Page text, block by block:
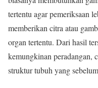
tertentu agar pemeriksaan
memberikan citra atau
organ tertentu. Dari hasil
kemungkinan peradangan,
struktur tubuh yang